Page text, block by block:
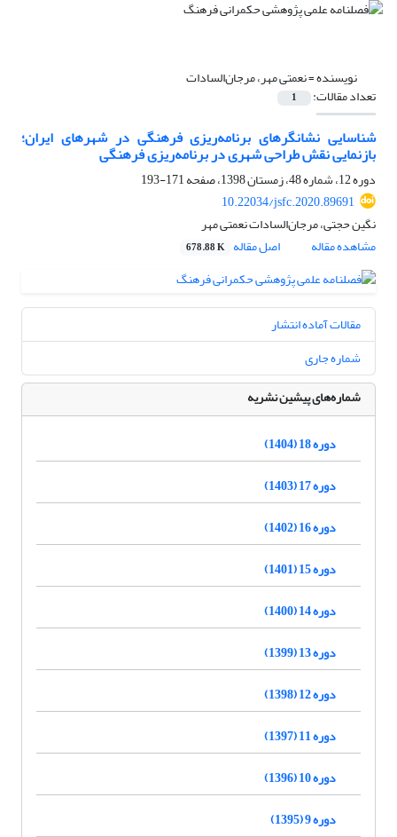
نویسنده =نعمتی مهر، مرجان‌السادات
تعداد مقالات: 1
شناسایی نشانگرهای برنامه‌ریزی فرهنگی در شهرهای ایران؛
بازنمایی نقش طراحی شهری در برنامه‌ریزی فرهنگی
دوره 12، شماره 48، زمستان 1398، صفحه
171-193
10.22034/jsfc.2020.89691
نگین حجتی، مرجان‌السادات نعمتی مهر
مشاهده مقاله
اصل مقاله 678.88 K
مقالات آماده انتشار
شماره جاری
شماره‌های پیشین نشریه
دوره 18 (1404)
دوره 17 (1403)
دوره 16 (1402)
دوره 15 (1401)
دوره 14 (1400)
دوره 13 (1399)
دوره 12 (1398)
دوره 11 (1397)
دوره 10 (1396)
دوره 9 (1395)